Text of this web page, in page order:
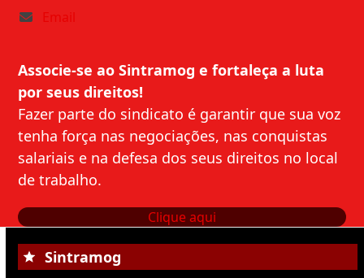
Email
Associe-se ao Sintramog e fortaleça a luta
por seus direitos!
Fazer parte do sindicato é garantir que sua voz
tenha força nas negociações, nas conquistas
salariais e na defesa dos seus direitos no local
de trabalho.
Clique aqui
Sintramog